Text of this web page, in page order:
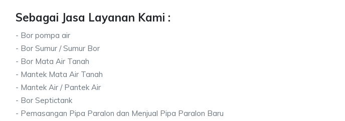
Sebagai Jasa Layanan Kami :
- Bor pompa air
- Bor Sumur / Sumur Bor
- Bor Mata Air Tanah
- Mantek Mata Air Tanah
- Mantek Air / Pantek Air
- Bor Septictank
- Pemasangan Pipa Paralon dan Menjual Pipa Paralon Baru